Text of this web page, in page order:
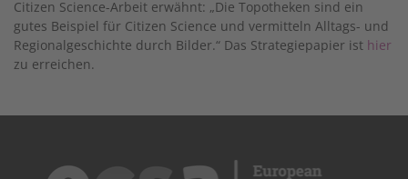
Citizen Science-Arbeit erwähnt: „Die Topotheken sind ein
gutes Beispiel für Citizen Science und vermitteln Alltags- und
Regionalgeschichte durch Bilder.“ Das Strategiepapier ist hier
zu erreichen.